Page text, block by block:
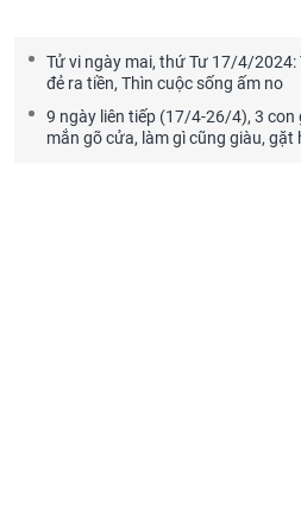
Tử vi ngày mai, thứ Tư 17/4/2024:
đẻ ra tiền, Thìn cuộc sống ấm no
9 ngày liên tiếp (17/4-26/4), 3 con
mắn gõ cửa, làm gì cũng giàu,